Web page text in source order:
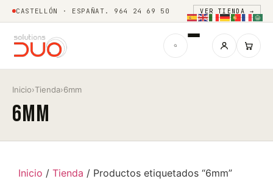
CASTELLÓN · ESPAÑAT. 964 24 69 50 VER TIENDA →
Inicio›Tienda›6mm
6mm
Inicio / Tienda / Productos etiquetados “6mm”